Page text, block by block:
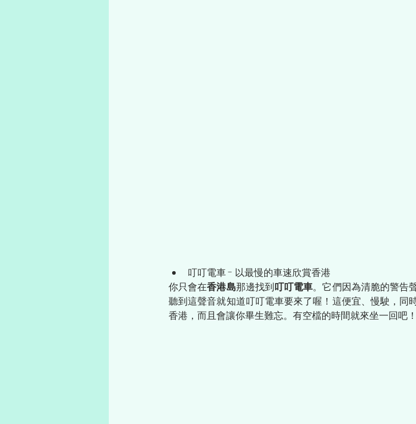
叮叮電車 - 以最慢的車速欣賞香港
你只會在香港島那邊找到叮叮電車。它們因為清脆的警告
聽到這聲音就知道叮叮電車要來了喔！這便宜、慢駛，同
香港，而且會讓你畢生難忘。有空檔的時間就來坐一回吧！